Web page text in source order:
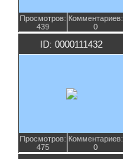
Просмотров:
439
Комментариев:
0
ID: 0000111432
Просмотров:
475
Комментариев:
0